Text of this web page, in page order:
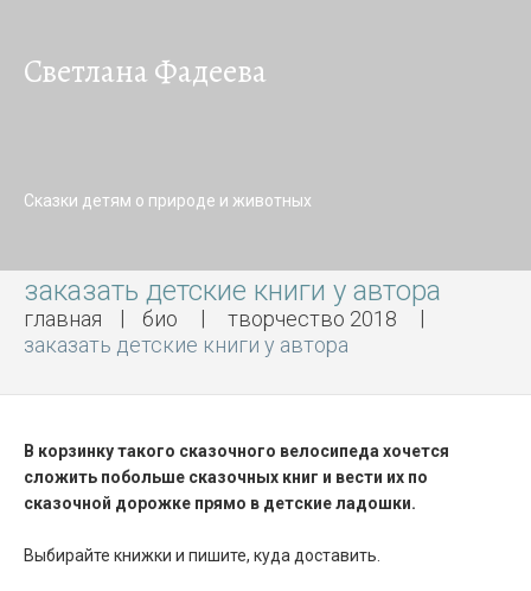
Светлана Фадеева
Сказки детям о природе и животных
заказать детские книги у автора
главная био
творчество 2018
заказать детские книги у автора
В корзинку такого сказочного велосипеда хочется
сложить побольше сказочных книг и вести их по
сказочной дорожке прямо в детские ладошки.
Выбирайте книжки и пишите, куда доставить.